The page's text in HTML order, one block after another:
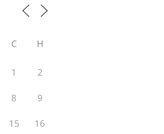
С Н
1 2
8 9
15 16